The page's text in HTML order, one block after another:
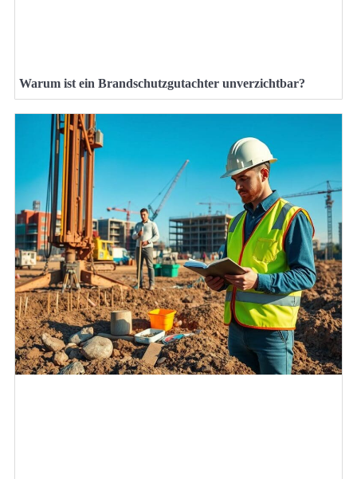
Warum ist ein Brandschutzgutachter unverzichtbar?